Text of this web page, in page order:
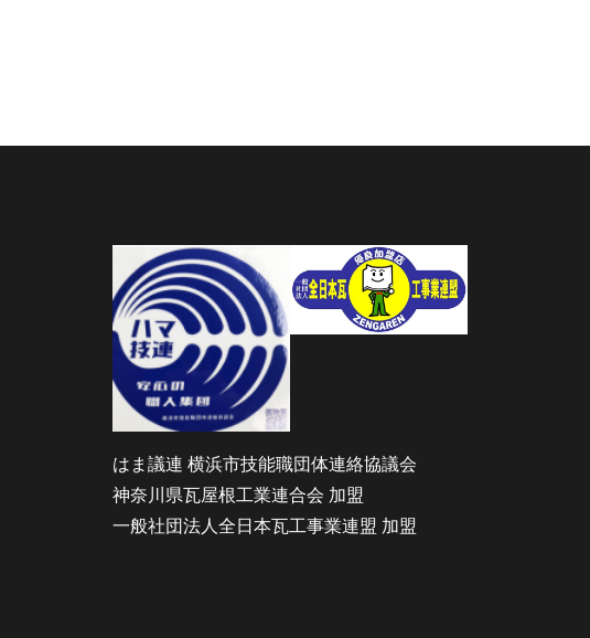
はま議連 横浜市技能職団体連絡協議会
神奈川県瓦屋根工業連合会 加盟
一般社団法人全日本瓦工事業連盟 加盟